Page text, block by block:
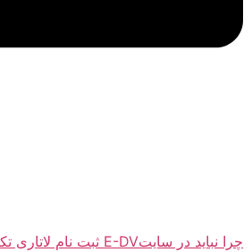
چرا نباید در سایتE-DV ثبت نام لاتاری تکراری انجام داد؟